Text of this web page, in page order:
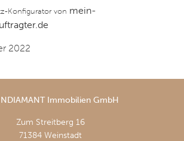
Konfigurator von mein-
2022
Immobilien GmbH
Zum Streitberg 16
71384 Weinstadt